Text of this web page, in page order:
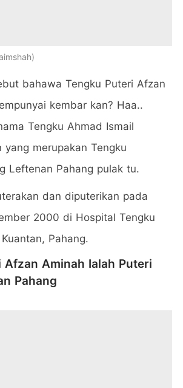
bahawa Tengku Puteri Afzan
kembar kan? Haa..
Tengku Ahmad Ismail
yang merupakan Tengku
Leftenan Pahang pulak tu.
dan diputerikan pada
2000 di Hospital Tengku
Pahang.
Afzan Aminah Ialah Puteri
Pahang